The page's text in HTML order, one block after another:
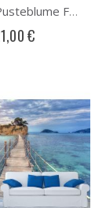
Goldene Pusteblume Fototapete
€